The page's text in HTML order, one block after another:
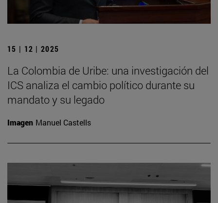
15 | 12 | 2025
La Colombia de Uribe: una investigación del
ICS analiza el cambio político durante su
mandato y su legado
Imagen Manuel Castells